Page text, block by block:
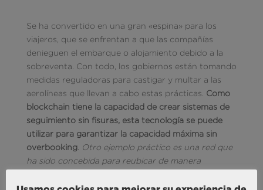
Se ha convertido en una gran «espina» para los
viajeros, que se enfrentan a que las compañías
denieguen el embarque o alojamiento debido a la
sobreventa. Con todo, los gobiernos están tomando
medidas reguladoras para castigar y multar a las
aerolíneas que llevan a cabo estas prácticas. Como
blockchain tiene la capacidad de crear sistemas de
seguimiento sin fisuras, esta tecnología se puede
utilizar para garantizar la capacidad máxima sin
overbooking. Otro ejemplo práctico es una red que
ha sido concebida para reubicar de manera
overbooking, pactando un precio por habitación